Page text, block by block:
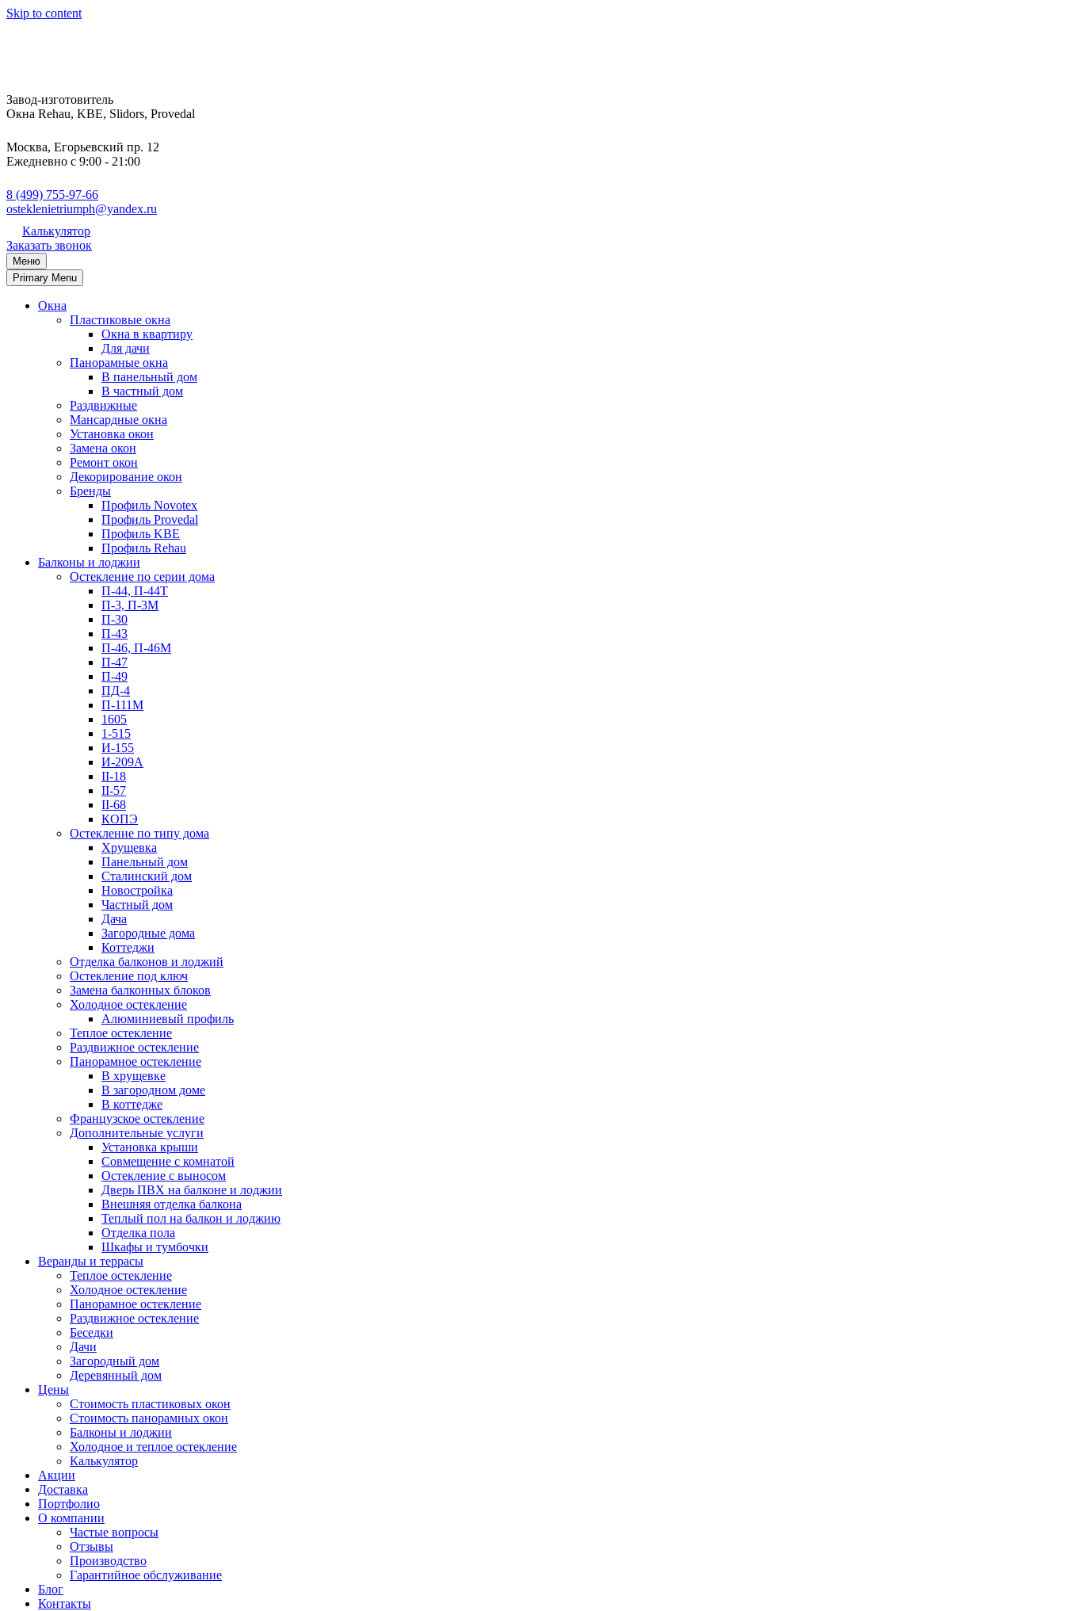
Skip to content
Завод-изготовитель
Окна Rehau, KBE, Slidors, Provedal
Москва, Егорьевский пр. 12
Ежедневно с 9:00 - 21:00
8 (499) 755-97-66
osteklenietriumph@yandex.ru
Калькулятор
Заказать звонок
Меню
Primary Menu
Окна
Пластиковые окна
Окна в квартиру
Для дачи
Панорамные окна
В панельный дом
В частный дом
Раздвижные
Мансардные окна
Установка окон
Замена окон
Ремонт окон
Декорирование окон
Бренды
Профиль Novotex
Профиль Provedal
Профиль KBE
Профиль Rehau
Балконы и лоджии
Остекление по серии дома
П-44, П-44Т
П-3, П-3М
П-30
П-43
П-46, П-46М
П-47
П-49
ПД-4
П-111М
1605
1-515
И-155
И-209А
II-18
II-57
II-68
КОПЭ
Остекление по типу дома
Хрущевка
Панельный дом
Сталинский дом
Новостройка
Частный дом
Дача
Загородные дома
Коттеджи
Отделка балконов и лоджий
Остекление под ключ
Замена балконных блоков
Холодное остекление
Алюминиевый профиль
Теплое остекление
Раздвижное остекление
Панорамное остекление
В хрущевке
В загородном доме
В коттедже
Французское остекление
Дополнительные услуги
Установка крыши
Совмещение с комнатой
Остекление с выносом
Дверь ПВХ на балконе и лоджии
Внешняя отделка балкона
Теплый пол на балкон и лоджию
Отделка пола
Шкафы и тумбочки
Веранды и террасы
Теплое остекление
Холодное остекление
Панорамное остекление
Раздвижное остекление
Беседки
Дачи
Загородный дом
Деревянный дом
Цены
Стоимость пластиковых окон
Стоимость панорамных окон
Балконы и лоджии
Холодное и теплое остекление
Калькулятор
Акции
Доставка
Портфолио
О компании
Частые вопросы
Отзывы
Производство
Гарантийное обслуживание
Блог
Контакты